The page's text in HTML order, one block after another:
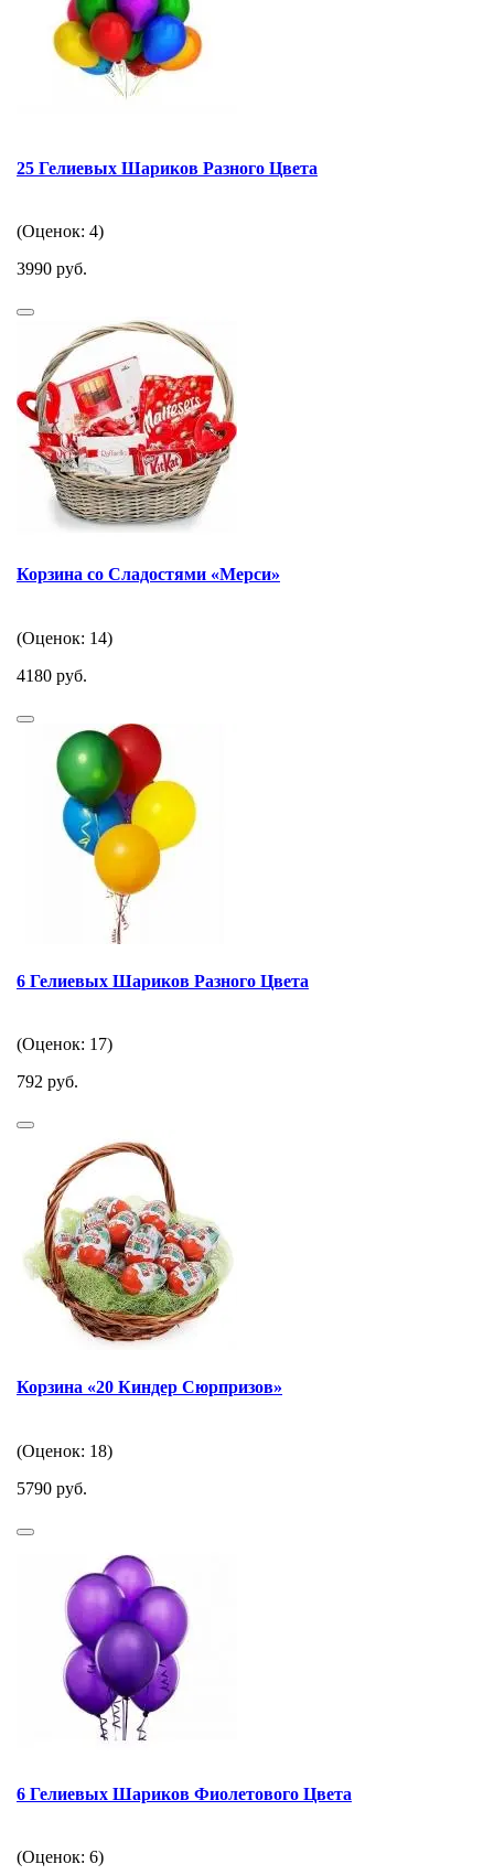
25 Гелиевых Шариков Разного Цвета
(Оценок: 4)
3990 руб.
Корзина со Сладостями «Мерси»
(Оценок: 14)
4180 руб.
6 Гелиевых Шариков Разного Цвета
(Оценок: 17)
792 руб.
Корзина «20 Киндер Сюрпризов»
(Оценок: 18)
5790 руб.
6 Гелиевых Шариков Фиолетового Цвета
(Оценок: 6)